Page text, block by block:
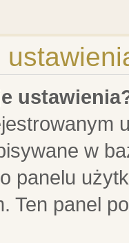
w
panelu
Ten panel